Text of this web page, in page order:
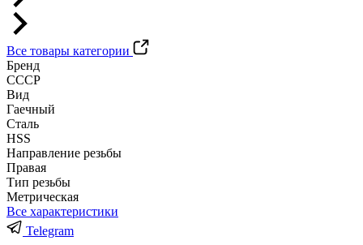
Все товары категории
Бренд
СССР
Вид
Гаечный
Сталь
HSS
Направление резьбы
Правая
Тип резьбы
Метрическая
Все характеристики
Telegram